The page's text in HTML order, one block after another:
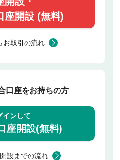
座開設 (無料)
お取引の流れ
口座をお持ちの方
インして
座開設(無料)
設までの流れ